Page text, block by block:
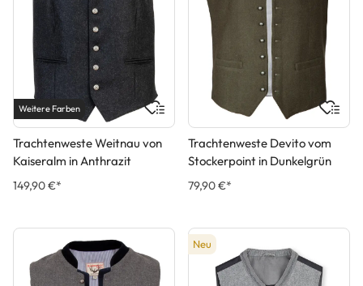
Weitere Farben
Trachtenweste Weitnau von
Kaiseralm in Anthrazit
149,90 €*
Trachtenweste Devito vom
Stockerpoint in Dunkelgrün
79,90 €*
Neu